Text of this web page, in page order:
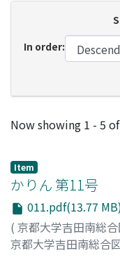
In order:
Recent
Now showing 1 - 5
Item
かりん 第11号
011.pdf(13.77
( 京都大学吉田南総
京都大学吉田南総合